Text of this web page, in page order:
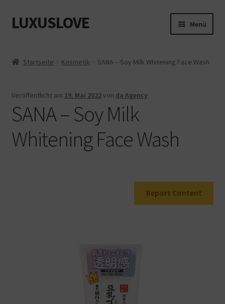
Zur
Navigation
Zum
Inhalt
LUXUSLOVE Menü
Startseite Kosmetik SANA – Soy Milk Whitening Face Wash
Veröffentlicht am 19. Mai 2022von da Agency
SANA – Soy Milk
Whitening Face Wash
Report Content